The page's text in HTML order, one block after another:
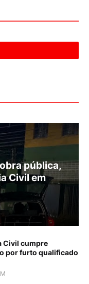
pública,
Civil em
Civil cumpre
por furto qualificado